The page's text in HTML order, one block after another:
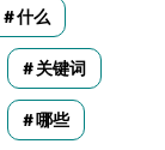
什么
关键词
哪些